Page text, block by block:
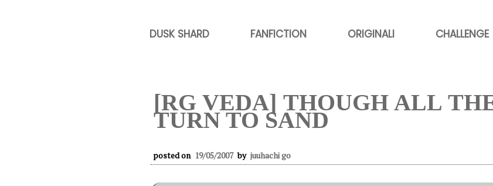
DUSK SHARD FANFICTION ORIGINALI CHALLENGE
[RG VEDA] THOUGH ALL
TURN TO SAND
posted on 19/05/2007 by juuhachi go